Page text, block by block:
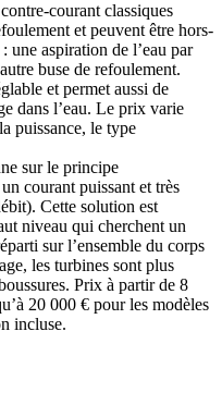
courant classiques
et peuvent être hors-
aspiration de l’eau par
buse de refoulement.
et permet aussi de
dans l’eau. Le prix varie
puissance, le type
sur le principe
courant puissant et très
Cette solution est
niveau qui cherchent un
sur l’ensemble du corps
les turbines sont plus
Prix à partir de 8
20 000 € pour les modèles
incluse.